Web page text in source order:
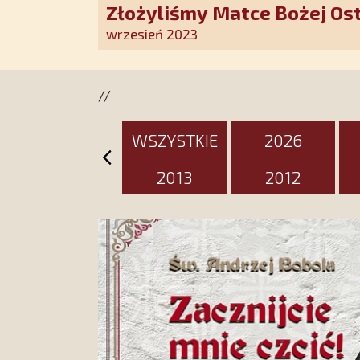
Złożyliśmy Matce Bożej
pozłacane wotum
wrzesień 2023
//
WSZYSTKIE 2026
2013
2012